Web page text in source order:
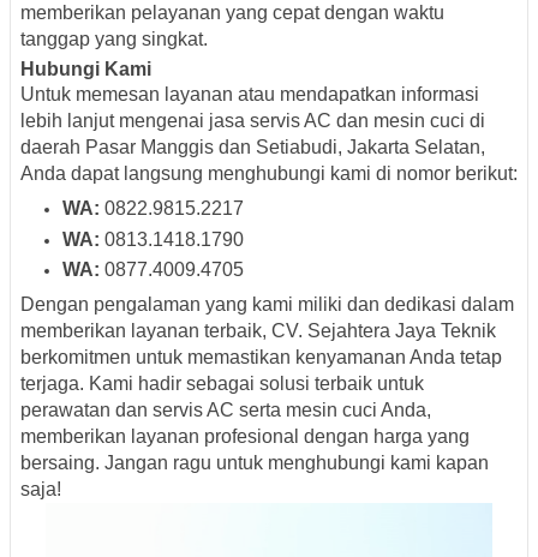
memberikan pelayanan yang cepat dengan waktu
tanggap yang singkat.
Hubungi Kami
Untuk memesan layanan atau mendapatkan informasi
lebih lanjut mengenai jasa servis AC dan mesin cuci di
daerah Pasar Manggis dan Setiabudi, Jakarta Selatan,
Anda dapat langsung menghubungi kami di nomor berikut:
WA: 0822.9815.2217
WA: 0813.1418.1790
WA: 0877.4009.4705
Dengan pengalaman yang kami miliki dan dedikasi dalam
memberikan layanan terbaik, CV. Sejahtera Jaya Teknik
berkomitmen untuk memastikan kenyamanan Anda tetap
terjaga. Kami hadir sebagai solusi terbaik untuk
perawatan dan servis AC serta mesin cuci Anda,
memberikan layanan profesional dengan harga yang
bersaing. Jangan ragu untuk menghubungi kami kapan
saja!